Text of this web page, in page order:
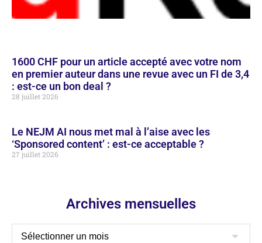
1600 CHF pour un article accepté avec votre nom
en premier auteur dans une revue avec un FI de 3,4
: est-ce un bon deal ?
28 juillet 2026
Le NEJM AI nous met mal à l’aise avec les
‘Sponsored content’ : est-ce acceptable ?
27 juillet 2026
Archives mensuelles